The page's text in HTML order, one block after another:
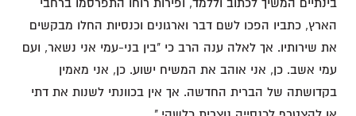
הארץ, כתביו הפכו לשם דבר וארגונים וכנסיות החלו מבקשים
את שירותיו. אך לאלה ענה הרב כי "בין בני-עמי אני נשאר, ועם
עמי אשב. כן, אני אוהב את המשיח ישוע. כן, אני מאמין
בקדושתה של הברית החדשה. אך אין בכוונתי לשנות את דתי